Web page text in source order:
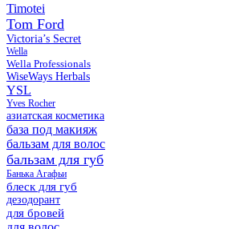
Timotei
Tom Ford
Victoria’s Secret
Wella
Wella Professionals
WiseWays Herbals
YSL
Yves Rocher
азиатская косметика
база под макияж
бальзам для волос
бальзам для губ
Банька Агафьи
блеск для губ
дезодорант
для бровей